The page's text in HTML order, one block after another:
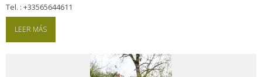
tel. : +33565644611
LEER MÁS